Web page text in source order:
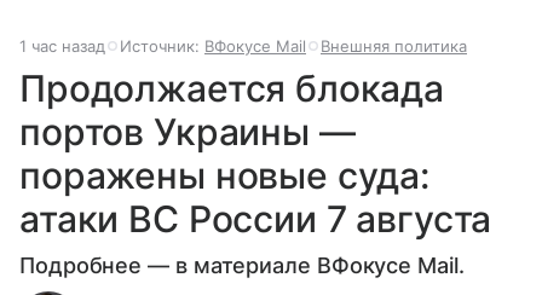
1 час назад Источник: ВФокусе Mail Внешняя политика
Продолжается блокада
портов Украины —
поражены новые суда:
атаки ВС России 7 августа
Подробнее — в материале ВФокусе Mail.